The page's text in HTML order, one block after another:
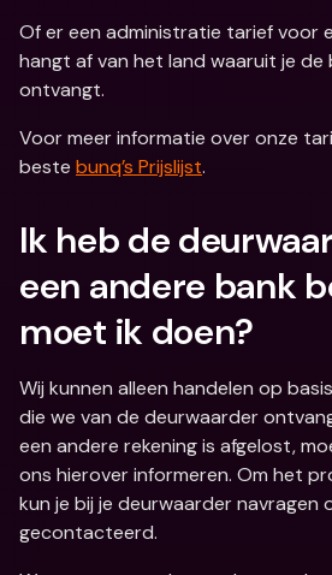
Of er een administratie tarief voor
hangt af van het land waaruit je de
ontvangt.
Voor meer informatie over onze
beste bunq’s Prijslijst.
Ik heb de
een andere bank
moet ik doen?
Wij kunnen alleen handelen op
die we van de deurwaarder
een andere rekening is afgelost,
ons hierover informeren. Om het
kun je bij je deurwaarder navragen
gecontacteerd.